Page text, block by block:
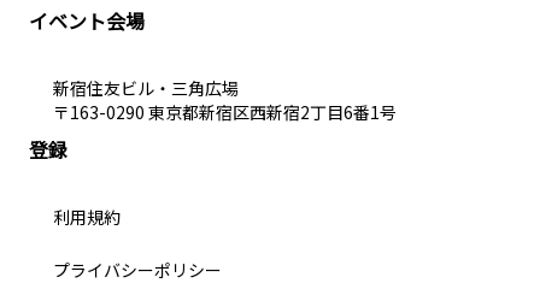
イベント会場
新宿住友ビル・三角広場
〒163-0290 東京都新宿区西新宿2丁目6番1号
登録
利用規約
プライバシーポリシー